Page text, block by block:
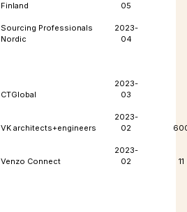
Finland
05
Sourcing Professionals
Nordic
2023-
04
CTGlobal
2023-
03
VK architects+engineers
2023-
02
Venzo Connect
2023-
02
11